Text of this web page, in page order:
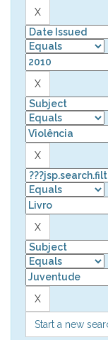
Start a new